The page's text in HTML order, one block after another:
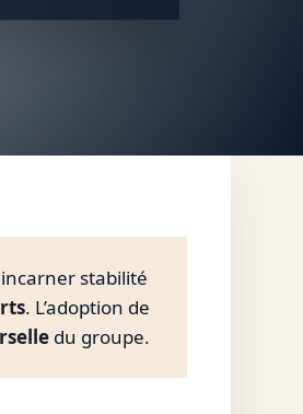
stabilité
. L’adoption de
du groupe.